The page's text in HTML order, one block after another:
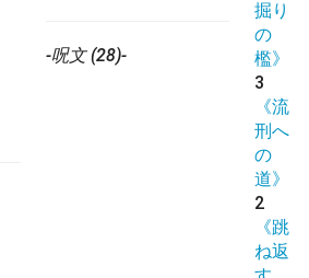
-呪文 (28)-
掘り
の
檻》
3
《流
刑へ
の
道》
2
《跳
ね返